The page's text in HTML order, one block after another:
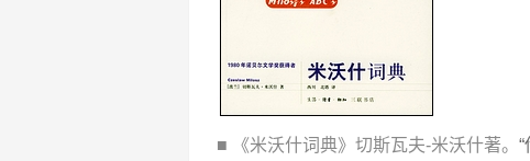
■ 《米沃什词典》切斯瓦夫-米沃什著。